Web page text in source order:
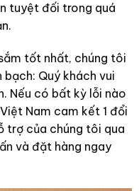
tuyệt đối trong quá
tốt nhất, chúng tôi
Quý khách vui
Nếu có bất kỳ lỗi nào
Nam cam kết 1 đổi
trợ của chúng tôi qua
và đặt hàng ngay